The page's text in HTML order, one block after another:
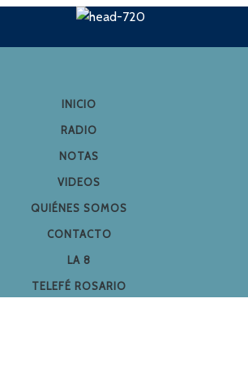
INICIO
RADIO
NOTAS
VIDEOS
QUIÉNES SOMOS
CONTACTO
LA 8
TELEFÉ ROSARIO